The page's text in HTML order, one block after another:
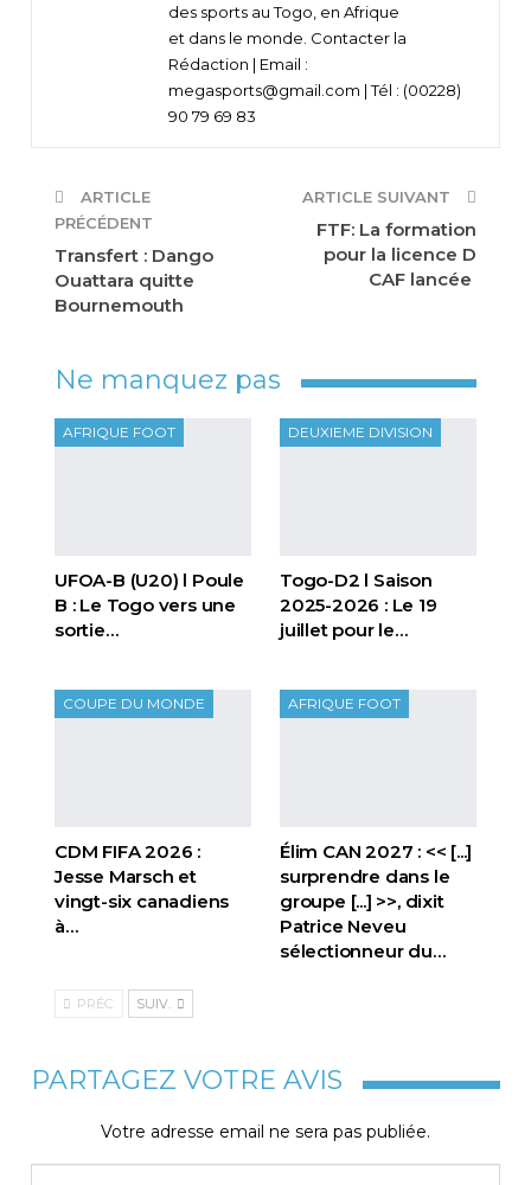
des sports au Togo, en Afrique
et dans le monde. Contacter la
Rédaction | Email :
megasports@gmail.com | Tél : (00228)
90 79 69 83
ARTICLE
PRÉCÉDENT
Transfert : Dango
Ouattara quitte
Bournemouth
ARTICLE SUIVANT
FTF: La formation
pour la licence D
CAF lancée
Ne manquez pas
AFRIQUE FOOT
UFOA-B (U20) l Poule
B : Le Togo vers une
sortie…
DEUXIEME DIVISION
Togo-D2 l Saison
2025-2026 : Le 19
juillet pour le…
COUPE DU MONDE
CDM FIFA 2026 :
Jesse Marsch et
vingt-six canadiens
à…
AFRIQUE FOOT
Élim CAN 2027 : << [...]
surprendre dans le
groupe [...] >>, dixit
Patrice Neveu
sélectionneur du…
PRÉC. SUIV.
PARTAGEZ VOTRE AVIS
Votre adresse email ne sera pas publiée.